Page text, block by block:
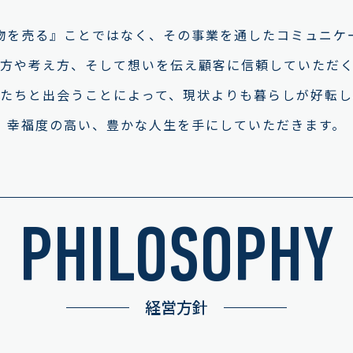
売る』ことではなく、 その事業を通したコミュニケ
や考え方、 そして想いを伝え顧客に信頼していただく
ちと出会うことによって、 現状よりも暮らしが好転し
幸福度の高い、豊かな人生を手にしていただきます。
PHILOSOPHY
経営方針